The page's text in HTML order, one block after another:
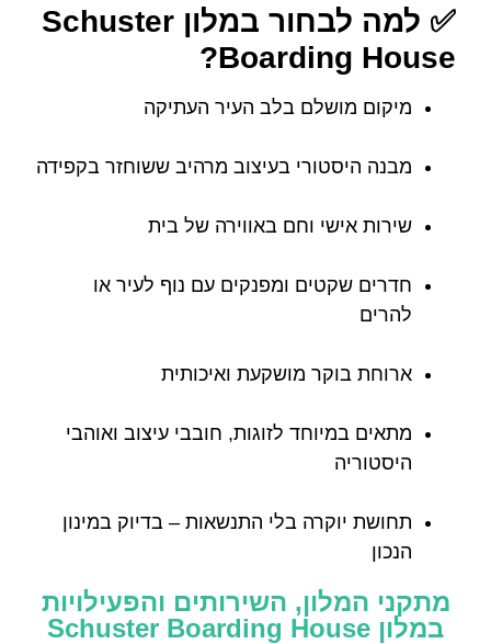
✅ למה לבחור במלון Schuster
Boarding House?
מיקום מושלם בלב העיר העתיקה
מבנה היסטורי בעיצוב מרהיב ששוחזר בקפידה
שירות אישי וחם באווירה של בית
חדרים שקטים ומפנקים עם נוף לעיר או
להרים
ארוחת בוקר מושקעת ואיכותית
מתאים במיוחד לזוגות, חובבי עיצוב ואוהבי
היסטוריה
תחושת יוקרה בלי התנשאות – בדיוק במינון
הנכון
מתקני המלון, השירותים והפעילויות
במלון Schuster Boarding House